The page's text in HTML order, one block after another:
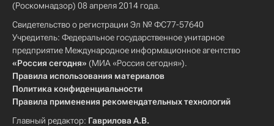
(Роскомнадзор) 08 апреля 2014 года.
Свидетельство о регистрации Эл № ФС77-57640
Учредитель: Федеральное государственное унитарное
предприятие Международное информационное агентство
«Россия сегодня» (МИА «Россия сегодня»).
Правила использования материалов
Политика конфиденциальности
Правила применения рекомендательных технологий
Главный редактор: Гаврилова А.В.